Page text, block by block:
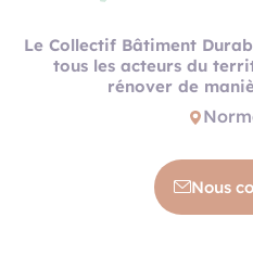
Le Collectif Bâtiment
tous les acteurs du
rénover de
Nous